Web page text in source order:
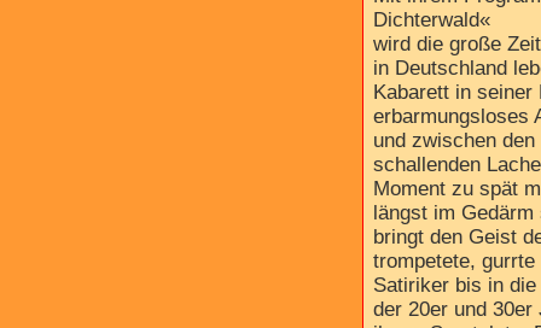
Dichterwald«
wird die große
in Deutschland
Kabarett in
erbarmungsloses
und zwischen
schallenden
Moment zu spät
längst im
bringt den Geist
trompetete,
Satiriker bis in
der 20er und